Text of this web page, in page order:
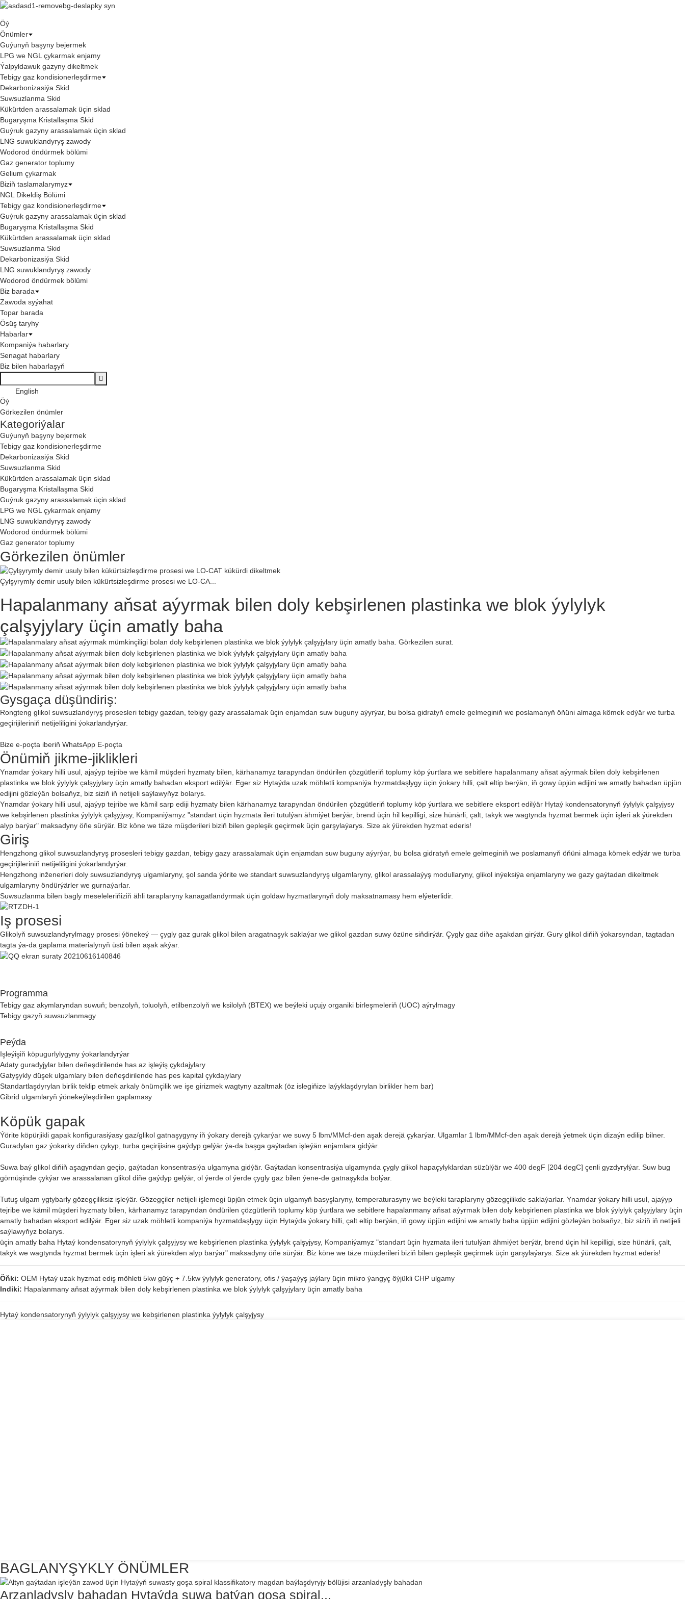
Öý
Önümler
Guýunyň başyny bejermek
LPG we NGL çykarmak enjamy
Ýalpyldawuk gazyny dikeltmek
Tebigy gaz kondisionerleşdirme
Dekarbonizasiýa Skid
Suwsuzlanma Skid
Kükürtden arassalamak üçin sklad
Bugaryşma Kristallaşma Skid
Guýruk gazyny arassalamak üçin sklad
LNG suwuklandyryş zawody
Wodorod öndürmek bölümi
Gaz generator toplumy
Gelium çykarmak
Biziň taslamalarymyz
NGL Dikeldiş Bölümi
Tebigy gaz kondisionerleşdirme
Guýruk gazyny arassalamak üçin sklad
Bugaryşma Kristallaşma Skid
Kükürtden arassalamak üçin sklad
Suwsuzlanma Skid
Dekarbonizasiýa Skid
LNG suwuklandyryş zawody
Wodorod öndürmek bölümi
Biz barada
Zawoda syýahat
Topar barada
Ösüş taryhy
Habarlar
Kompaniýa habarlary
Senagat habarlary
Biz bilen habarlaşyň
English
Öý
Görkezilen önümler
Kategoriýalar
Guýunyň başyny bejermek
Tebigy gaz kondisionerleşdirme
Dekarbonizasiýa Skid
Suwsuzlanma Skid
Kükürtden arassalamak üçin sklad
Bugaryşma Kristallaşma Skid
Guýruk gazyny arassalamak üçin sklad
LPG we NGL çykarmak enjamy
LNG suwuklandyryş zawody
Wodorod öndürmek bölümi
Gaz generator toplumy
Görkezilen önümler
Çylşyrymly demir usuly bilen kükürtsizleşdirme prosesi we LO-CA...
Hapalanmany aňsat aýyrmak bilen doly kebşirlenen plastinka we blok ýylylyk
çalşyjylary üçin amatly baha
Gysgaça düşündiriş:
Rongteng glikol suwsuzlandyryş prosesleri tebigy gazdan, tebigy gazy arassalamak üçin enjamdan suw buguny aýyrýar, bu bolsa gidratyň emele gelmeginiň we poslamanyň öňüni almaga kömek edýär we turba
geçirijileriniň netijeliligini ýokarlandyrýar.
Bize e-poçta iberiň WhatsApp E-poçta
Önümiň jikme-jiklikleri
Ynamdar ýokary hilli usul, ajaýyp tejribe we kämil müşderi hyzmaty bilen, kärhanamyz tarapyndan öndürilen çözgütleriň toplumy köp ýurtlara we sebitlere hapalanmany aňsat aýyrmak bilen doly kebşirlenen
plastinka we blok ýylylyk çalşyjylary üçin amatly bahadan eksport edilýär. Eger siz Hytaýda uzak möhletli kompaniýa hyzmatdaşlygy üçin ýokary hilli, çalt eltip berýän, iň gowy üpjün edijini we amatly bahadan üpjün
edijini gözleýän bolsaňyz, biz siziň iň netijeli saýlawyňyz bolarys.
Ynamdar ýokary hilli usul, ajaýyp tejribe we kämil sarp ediji hyzmaty bilen kärhanamyz tarapyndan öndürilen çözgütleriň toplumy köp ýurtlara we sebitlere eksport edilýär Hytaý kondensatorynyň ýylylyk çalşyjysy
we kebşirlenen plastinka ýylylyk çalşyjysy, Kompaniýamyz "standart üçin hyzmata ileri tutulýan ähmiýet berýär, brend üçin hil kepilligi, size hünärli, çalt, takyk we wagtynda hyzmat bermek üçin işleri ak ýürekden
alyp barýar" maksadyny öňe sürýär. Biz köne we täze müşderileri biziň bilen gepleşik geçirmek üçin garşylaýarys. Size ak ýürekden hyzmat ederis!
Giriş
Hengzhong glikol suwsuzlandyryş prosesleri tebigy gazdan, tebigy gazy arassalamak üçin enjamdan suw buguny aýyrýar, bu bolsa gidratyň emele gelmeginiň we poslamanyň öňüni almaga kömek edýär we turba
geçirijileriniň netijeliligini ýokarlandyrýar.
Hengzhong inženerleri doly suwsuzlandyryş ulgamlaryny, şol sanda ýörite we standart suwsuzlandyryş ulgamlaryny, glikol arassalaýyş modullaryny, glikol inýeksiýa enjamlaryny we gazy gaýtadan dikeltmek
ulgamlaryny öndürýärler we gurnaýarlar.
Suwsuzlanma bilen bagly meseleleriňiziň ähli taraplaryny kanagatlandyrmak üçin goldaw hyzmatlarynyň doly maksatnamasy hem elýeterlidir.
Iş prosesi
Glikolyň suwsuzlandyrylmagy prosesi ýönekeý — çygly gaz gurak glikol bilen aragatnaşyk saklaýar we glikol gazdan suwy özüne siňdirýär. Çygly gaz diňe aşakdan girýär. Gury glikol diňiň ýokarsyndan, tagtadan
tagta ýa-da gaplama materialynyň üsti bilen aşak akýar.
Programma
Tebigy gaz akymlaryndan suwuň; benzolyň, toluolyň, etilbenzolyň we ksilolyň (BTEX) we beýleki uçujy organiki birleşmeleriň (UOC) aýrylmagy
Tebigy gazyň suwsuzlanmagy
Peýda
Işleýişiň köpugurlylygyny ýokarlandyrýar
Adaty guradyjylar bilen deňeşdirilende has az işleýiş çykdajylary
Gatyşykly düşek ulgamlary bilen deňeşdirilende has pes kapital çykdajylary
Standartlaşdyrylan birlik teklip etmek arkaly önümçilik we işe girizmek wagtyny azaltmak (öz islegiňize laýyklaşdyrylan birlikler hem bar)
Gibrid ulgamlaryň ýönekeýleşdirilen gaplamasy
Köpük gapak
Ýörite köpürjikli gapak konfigurasiýasy gaz/glikol gatnaşygyny iň ýokary derejä çykarýar we suwy 5 lbm/MMcf-den aşak derejä çykarýar. Ulgamlar 1 lbm/MMcf-den aşak derejä ýetmek üçin dizaýn edilip bilner.
Guradylan gaz ýokarky diňden çykyp, turba geçirijisine gaýdyp gelýär ýa-da başga gaýtadan işleýän enjamlara gidýär.
Suwa baý glikol diňiň aşagyndan geçip, gaýtadan konsentrasiýa ulgamyna gidýär. Gaýtadan konsentrasiýa ulgamynda çygly glikol hapaçylyklardan süzülýär we 400 degF [204 degC] çenli gyzdyrylýar. Suw bug
görnüşinde çykýar we arassalanan glikol diňe gaýdyp gelýär, ol ýerde ol ýerde çygly gaz bilen ýene-de gatnaşykda bolýar.
Tutuş ulgam ygtybarly gözegçiliksiz işleýär. Gözegçiler netijeli işlemegi üpjün etmek üçin ulgamyň basyşlaryny, temperaturasyny we beýleki taraplaryny gözegçilikde saklaýarlar. Ynamdar ýokary hilli usul, ajaýyp
tejribe we kämil müşderi hyzmaty bilen, kärhanamyz tarapyndan öndürilen çözgütleriň toplumy köp ýurtlara we sebitlere hapalanmany aňsat aýyrmak bilen doly kebşirlenen plastinka we blok ýylylyk çalşyjylary üçin
amatly bahadan eksport edilýär. Eger siz uzak möhletli kompaniýa hyzmatdaşlygy üçin Hytaýda ýokary hilli, çalt eltip berýän, iň gowy üpjün edijini we amatly baha üpjün edijini gözleýän bolsaňyz, biz siziň iň netijeli
saýlawyňyz bolarys.
üçin amatly baha Hytaý kondensatorynyň ýylylyk çalşyjysy we kebşirlenen plastinka ýylylyk çalşyjysy, Kompaniýamyz "standart üçin hyzmata ileri tutulýan ähmiýet berýär, brend üçin hil kepilligi, size hünärli, çalt,
takyk we wagtynda hyzmat bermek üçin işleri ak ýürekden alyp barýar" maksadyny öňe sürýär. Biz köne we täze müşderileri biziň bilen gepleşik geçirmek üçin garşylaýarys. Size ak ýürekden hyzmat ederis!
Öňki: OEM Hytaý uzak hyzmat ediş möhleti 5kw güýç + 7.5kw ýylylyk generatory, ofis / ýaşaýyş jaýlary üçin mikro ýangyç öýjükli CHP ulgamy
Indiki: Hapalanmany aňsat aýyrmak bilen doly kebşirlenen plastinka we blok ýylylyk çalşyjylary üçin amatly baha
Hytaý kondensatorynyň ýylylyk çalşyjysy we kebşirlenen plastinka ýylylyk çalşyjysy
BAGLANYŞYKLY ÖNÜMLER
Arzanladyşly bahadan Hytaýda suwa batýan goşa spiral...